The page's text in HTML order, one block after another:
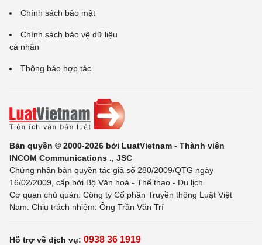
Chính sách bảo mật
Chính sách bảo vệ dữ liệu
cá nhân
Thông báo hợp tác
Bản quyền © 2000-2026 bởi LuatVietnam - Thành viên
INCOM Communications ., JSC
Chứng nhận bản quyền tác giả số 280/2009/QTG ngày
16/02/2009, cấp bởi Bộ Văn hoá - Thể thao - Du lịch
Cơ quan chủ quản: Công ty Cổ phần Truyền thông Luật Việt
Nam. Chịu trách nhiệm: Ông Trần Văn Trí
Hỗ trợ về dịch vụ: 0938 36 1919